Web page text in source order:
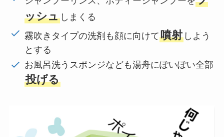
ッシュ しまくる
霧吹きタイプの洗剤も顔に向けて噴射 しよう
とする
お風呂洗うスポンジなども湯舟にぽいぽい全部
投げる